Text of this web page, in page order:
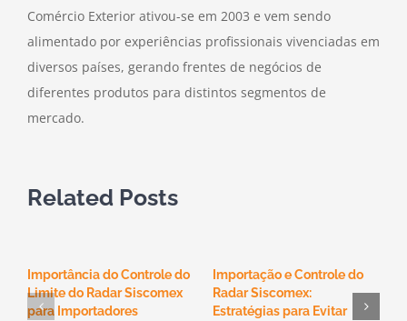
Comércio Exterior ativou-se em 2003 e vem sendo
alimentado por experiências profissionais vivenciadas em
diversos países, gerando frentes de negócios de
diferentes produtos para distintos segmentos de
mercado.
Related Posts
Importância do Controle do
Limite do Radar Siscomex
para Importadores
Importação e Controle do
Radar Siscomex:
Estratégias para Evitar